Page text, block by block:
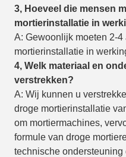
3, Hoeveel die mensen
mortierinstallatie in
A: Gewoonlijk moeten 2-
mortierinstallatie in
4, Welk materiaal en
verstrekken?
A: Wij kunnen u
droge mortierinstallatie
om mortiermachines,
formule van droge
technische ondersteuning